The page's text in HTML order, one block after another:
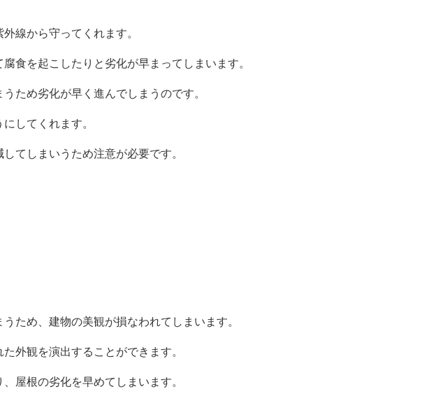
線から守ってくれます。
食を起こしたりと劣化が早まってしまいます。
ため劣化が早く進んでしまうのです。
してくれます。
てしまいうため注意が必要です。
ため、建物の美観が損なわれてしまいます。
外観を演出することができます。
屋根の劣化を早めてしまいます。